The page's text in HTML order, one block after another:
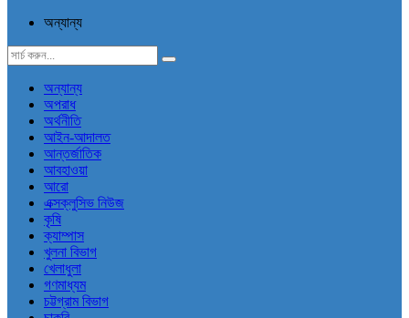
অন্যান্য
অন্যান্য
অপরাধ
অর্থনীতি
আইন-আদালত
আন্তর্জাতিক
আবহাওয়া
আরো
এক্সক্লুসিভ নিউজ
কৃষি
ক্যাম্পাস
খুলনা বিভাগ
খেলাধুলা
গণমাধ্যম
চট্টগ্রাম বিভাগ